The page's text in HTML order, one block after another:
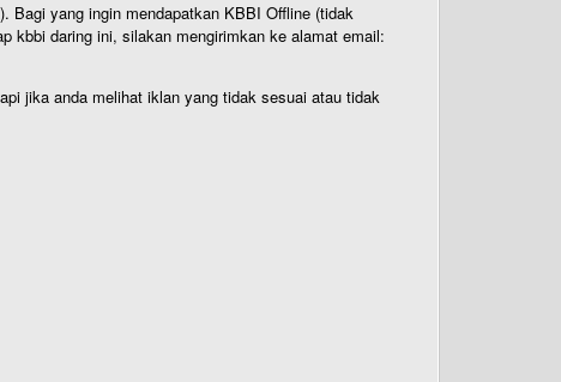
Bagi yang ingin mendapatkan KBBI Offline (tidak
kbbi daring ini, silakan mengirimkan ke alamat email:
jika anda melihat iklan yang tidak sesuai atau tidak